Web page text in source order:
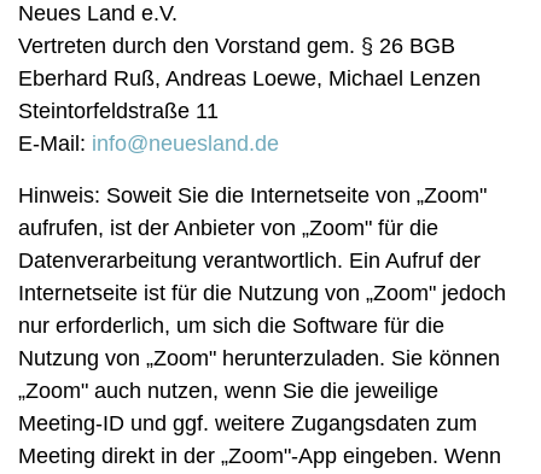
Neues Land e.V.
Vertreten durch den Vorstand gem. § 26 BGB
Eberhard Ruß, Andreas Loewe, Michael Lenzen
Steintorfeldstraße 11
E-Mail: info@neuesland.de
Hinweis: Soweit Sie die Internetseite von „Zoom"
aufrufen, ist der Anbieter von „Zoom" für die
Datenverarbeitung verantwortlich. Ein Aufruf der
Internetseite ist für die Nutzung von „Zoom" jedoch
nur erforderlich, um sich die Software für die
Nutzung von „Zoom" herunterzuladen. Sie können
„Zoom" auch nutzen, wenn Sie die jeweilige
Meeting-ID und ggf. weitere Zugangsdaten zum
Meeting direkt in der „Zoom"-App eingeben. Wenn